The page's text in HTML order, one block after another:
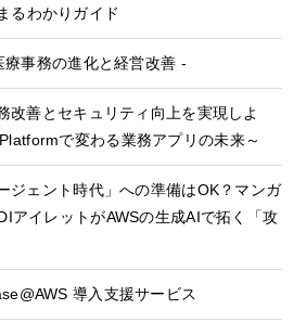
るわかりガイド
事務の進化と経営改善 -
改善とセキュリティ向上を実現しよ
で変わる業務アプリの未来～
ジェント時代」への準備はOK？マンガ
アイレットがAWSの生成AIで拓く「攻
導入支援サービス